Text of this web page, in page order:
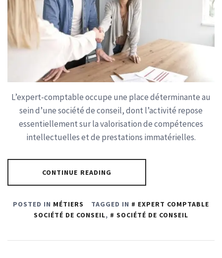
L’expert-comptable occupe une place déterminante au
sein d’une société de conseil, dont l’activité repose
essentiellement sur la valorisation de compétences
intellectuelles et de prestations immatérielles.
CONTINUE READING
POSTED IN MÉTIERS TAGGED IN
EXPERT COMPTABLE
SOCIÉTÉ DE CONSEIL, SOCIÉTÉ DE CONSEIL